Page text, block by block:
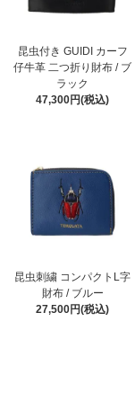
昆虫付き GUIDI カーフ
仔牛革 二つ折り財布 / ブ
ラック
47,300円(税込)
昆虫刺繍 コンパクトL字
財布 / ブルー
27,500円(税込)